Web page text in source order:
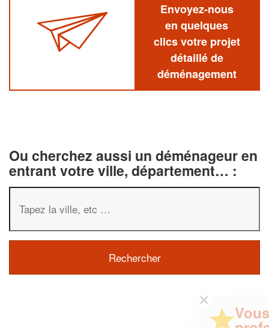
Envoyez-nous
en quelques
clics votre projet
détaillé de
déménagement
Ou cherchez aussi un déménageur en
entrant votre ville, département… :